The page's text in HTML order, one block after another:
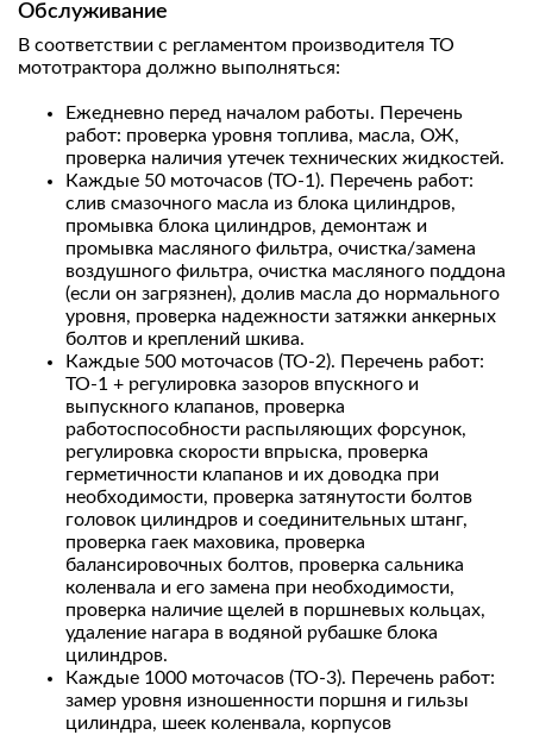
Обслуживание
В соответствии с регламентом производителя ТО
мототрактора должно выполняться:
Ежедневно перед началом работы. Перечень
работ: проверка уровня топлива, масла, ОЖ,
проверка наличия утечек технических жидкостей.
Каждые 50 моточасов (ТО-1). Перечень работ:
слив смазочного масла из блока цилиндров,
промывка блока цилиндров, демонтаж и
промывка масляного фильтра, очистка/замена
воздушного фильтра, очистка масляного поддона
(если он загрязнен), долив масла до нормального
уровня, проверка надежности затяжки анкерных
болтов и креплений шкива.
Каждые 500 моточасов (ТО-2). Перечень работ:
ТО-1 + регулировка зазоров впускного и
выпускного клапанов, проверка
работоспособности распыляющих форсунок,
регулировка скорости впрыска, проверка
герметичности клапанов и их доводка при
необходимости, проверка затянутости болтов
головок цилиндров и соединительных штанг,
проверка гаек маховика, проверка
балансировочных болтов, проверка сальника
коленвала и его замена при необходимости,
проверка наличие щелей в поршневых кольцах,
удаление нагара в водяной рубашке блока
цилиндров.
Каждые 1000 моточасов (ТО-3). Перечень работ:
замер уровня изношенности поршня и гильзы
цилиндра, шеек коленвала, корпусов